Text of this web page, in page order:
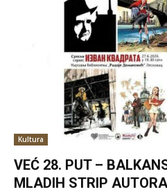
Kultura
VEĆ 28. PUT –
MLADIH STRIP AUTORA